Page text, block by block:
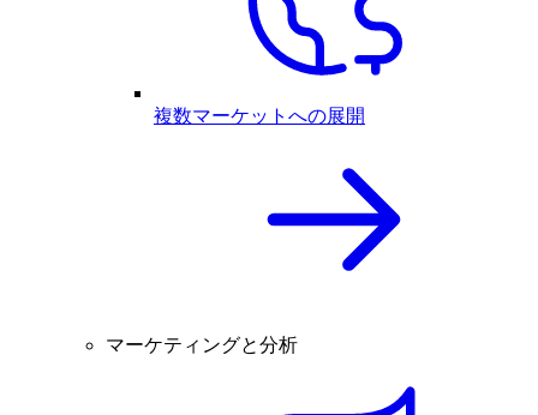
複数マーケットへの展開
マーケティングと分析